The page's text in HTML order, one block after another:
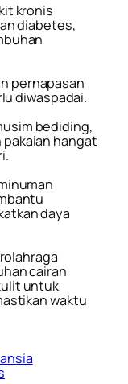
kronis
diabetes,
pernapasan
diwaspadai.
bediding,
hangat
daya
cairan
untuk
waktu